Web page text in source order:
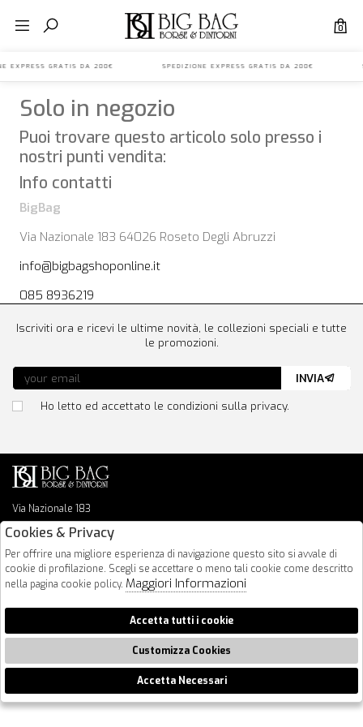
0
EXPRESS GRATIS DA 200€ SPEDIZIONE EXPRESS GRATIS DA 200€
Solo in negozio
Puoi trovare questo articolo solo presso i
nostri punti vendita:
Info contatti
BigBag
Via Nazionale 183 64026 Roseto Degli Abruzzi
info@bigbagshoponline.it
085 8936219
Via Nazionale 183
64026 Roseto Degli Abruzzi
info@bigbagshoponline.it
follow us
Iscriviti ora e ricevi le ultime novità, le collezioni speciali e tutte
le promozioni.
Ho letto ed accettato le condizioni sulla privacy.
INVIA
2026 BigBag - P.iva : 00916940679 Powered by
🍪
Cookies & Privacy
Per offrire una migliore esperienza di navigazione questo sito si avvale di
cookie di profilazione. Scegli se accettare o meno tali cookie come descritto
nella pagina cookie policy. Maggiori Informazioni
Accetta tutti i cookie
Customizza Cookies
Accetta Necessari